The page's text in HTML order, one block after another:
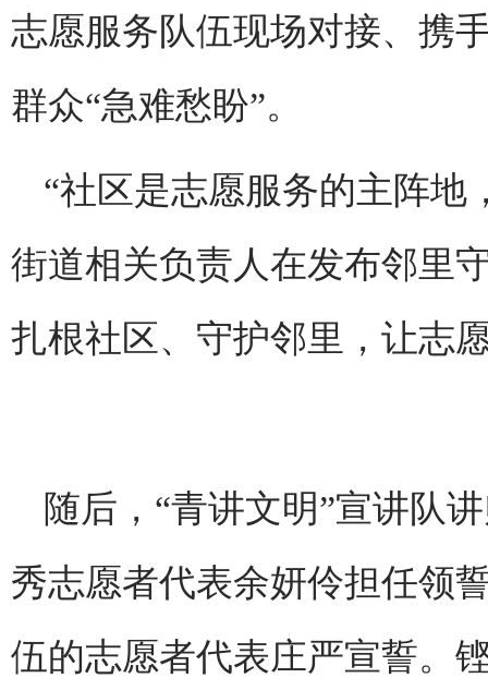
志愿服务队伍现场对接、携
群众“急难愁盼”。
“社区是志愿服务的主阵
街道相关负责人在发布邻里
扎根社区、守护邻里，让志
随后，“青讲文明”宣讲队
秀志愿者代表余妍伶担任领
伍的志愿者代表庄严宣誓。